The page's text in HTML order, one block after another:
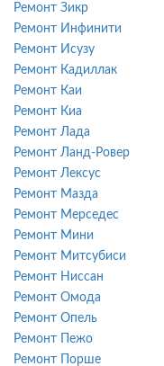
Ремонт Зикр
Ремонт Инфинити
Ремонт Исузу
Ремонт Кадиллак
Ремонт Каи
Ремонт Киа
Ремонт Лада
Ремонт Ланд-Ровер
Ремонт Лексус
Ремонт Мазда
Ремонт Мерседес
Ремонт Мини
Ремонт Митсубиси
Ремонт Ниссан
Ремонт Омода
Ремонт Опель
Ремонт Пежо
Ремонт Порше